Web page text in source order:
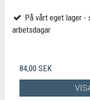
På vårt eget lager
arbetsdagar
84,00 SEK